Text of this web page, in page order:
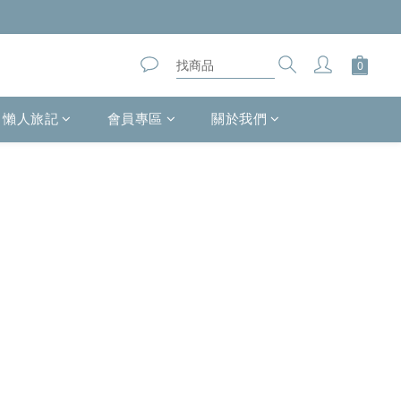
懶人旅記 會員專區 關於我們